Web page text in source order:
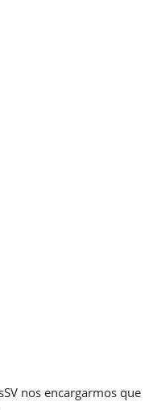
nos encargarmos que